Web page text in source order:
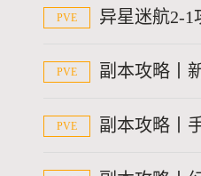
PVE 异星迷航2-1
PVE 副本攻略丨
PVE 副本攻略丨